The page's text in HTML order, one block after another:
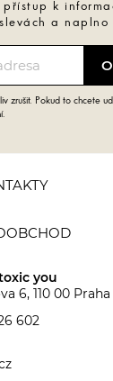
k
a naplno
zrušit. Pokud to chcete
you
6, 110 00 Praha
602